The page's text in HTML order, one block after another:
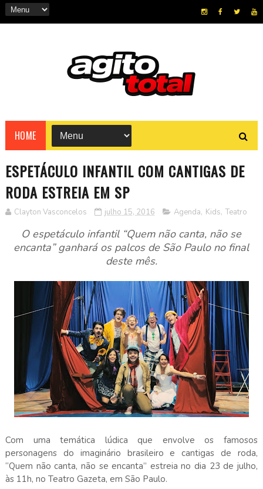
HOME
ESPETÁCULO INFANTIL COM CANTIGAS DE
RODA ESTREIA EM SP
Clayton Vasconcelos julho 15, 2016 Agenda, Kids, Teatro
O espetáculo infantil “Quem não canta, não se
encanta” ganhará os palcos de São Paulo no final
deste mês.
Com uma temática lúdica que envolve os famosos
personagens do imaginário brasileiro e cantigas de roda,
“Quem não canta, não se encanta” estreia no dia 23 de julho,
às 11h, no Teatro Gazeta, em São Paulo.